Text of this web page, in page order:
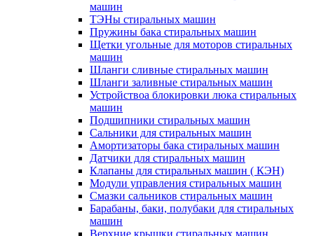
машин
ТЭНы стиральных машин
Пружины бака стиральных машин
Щетки угольные для моторов стиральных
машин
Шланги сливные стиральных машин
Шланги заливные стиральных машин
Устройствоа блокировки люка стиральных
машин
Подшипники стиральных машин
Сальники для стиральных машин
Амортизаторы бака стиральных машин
Датчики для стиральных машин
Клапаны для стиральных машин ( КЭН)
Модули управления стиральных машин
Смазки сальников стиральных машин
Барабаны, баки, полубаки для стиральных
машин
Верхние крышки стиральных машин